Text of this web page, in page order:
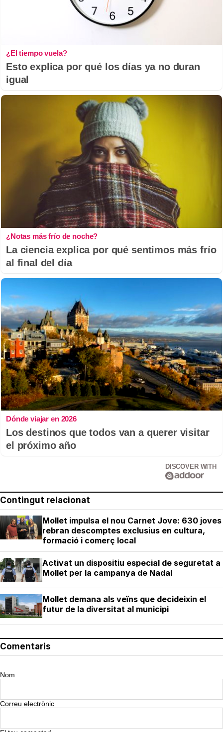
¿El tiempo vuela?
Esto explica por qué los días ya no duran
igual
¿Notas más frío de noche?
La ciencia explica por qué sentimos más frío
al final del día
Dónde viajar en 2026
Los destinos que todos van a querer visitar
el próximo año
DISCOVER WITH
Contingut relacionat
Mollet impulsa el nou Carnet Jove: 630 joves
rebran descomptes exclusius en cultura,
formació i comerç local
Activat un dispositiu especial de seguretat a
Mollet per la campanya de Nadal
Mollet demana als veïns que decideixin el
futur de la diversitat al municipi
Comentaris
Nom
Correu electrònic